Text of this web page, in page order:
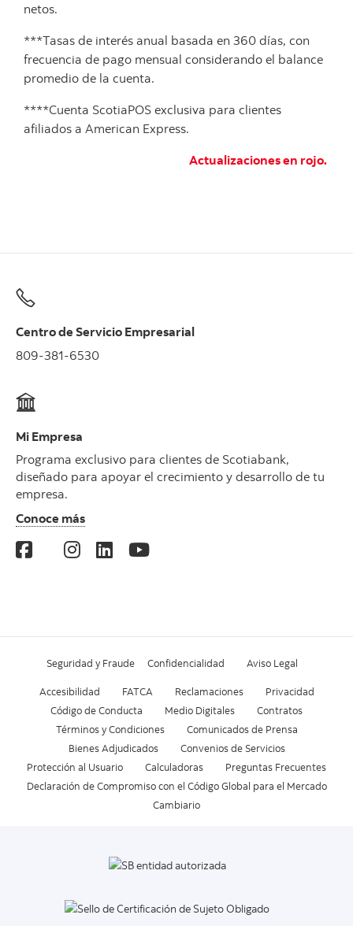
netos.
***Tasas de interés anual basada en 360 días, con
frecuencia de pago mensual considerando el balance
promedio de la cuenta.
****Cuenta ScotiaPOS exclusiva para clientes
afiliados a American Express.
Actualizaciones en rojo.
Centro de Servicio Empresarial
809-381-6530
Mi Empresa
Programa exclusivo para clientes de Scotiabank,
diseñado para apoyar el crecimiento y desarrollo de tu
empresa.
Conoce más
Seguridad y Fraude Confidencialidad Aviso Legal
Accesibilidad FATCA Reclamaciones
Privacidad
Código de Conducta
Medio Digitales
Contratos
Términos y Condiciones
Comunicados de Prensa
Bienes Adjudicados
Convenios de Servicios
Protección al Usuario
Calculadoras
Preguntas Frecuentes
Declaración de Compromiso con el Código Global para el Mercado
Cambiario